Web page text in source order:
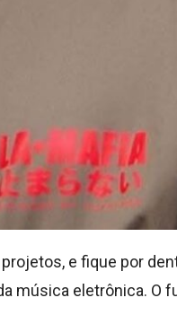
e fique por
música eletrônica. O